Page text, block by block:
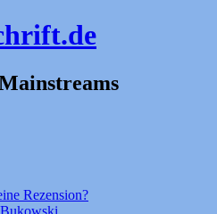
Rezension?
Bukowski